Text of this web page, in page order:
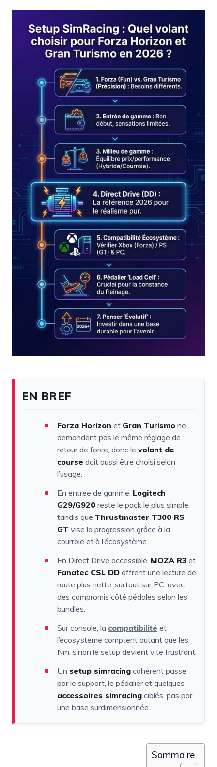
EN BREF
Forza Horizon et Gran Turismo ne
demandent pas le même réglage de
retour de force, donc le volant de
course doit aussi être choisi selon
l’usage.
En entrée de gamme, Logitech
G29/G920 reste le pack le plus simple,
tandis que Thrustmaster T300 RS
GT vise la progression grâce à la
courroie et à l’écosystème.
En Direct Drive accessible, MOZA R3 et
Fanatec CSL DD offrent une lecture de
route plus nette, surtout sur PC, avec
des compromis côté pédales selon les
bundles.
Sur console, la compatibilité et
l’écosystème comptent autant que les
Nm, sinon le setup devient vite frustrant.
Un setup simracing cohérent passe
par le support, le pédalier et quelques
accessoires simracing ciblés, pas par
une base surdimensionnée.
Sommaire